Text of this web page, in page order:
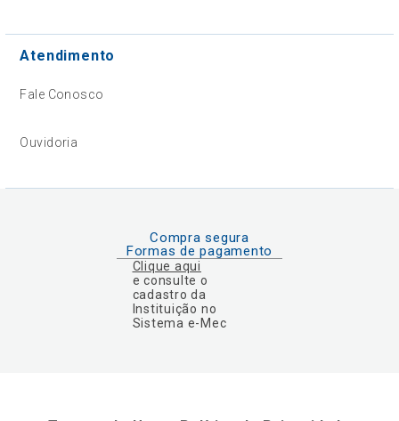
Atendimento
Fale Conosco
Ouvidoria
Compra segura
Formas de pagamento
Clique aqui
e consulte o
cadastro da
Instituição no
Sistema e-Mec